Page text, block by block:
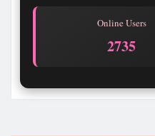
Online Users
2735